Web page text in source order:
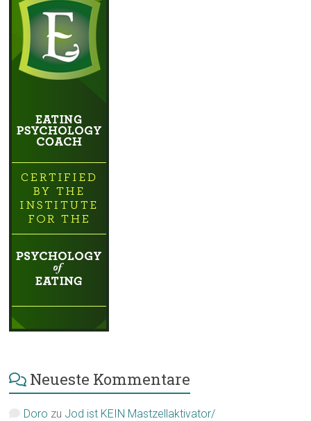
Neueste Kommentare
Doro zu Jod ist KEIN Mastzellaktivator/